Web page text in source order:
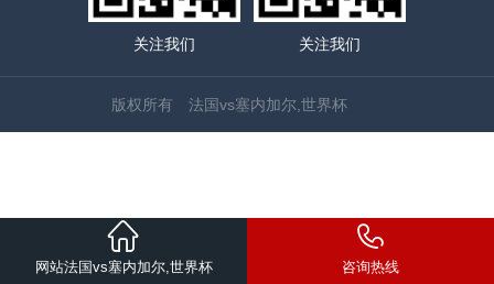
关注我们 关注我们
版权所有 法国vs塞内加尔,世界杯
网站法国vs塞内加尔,世界杯 咨询热线